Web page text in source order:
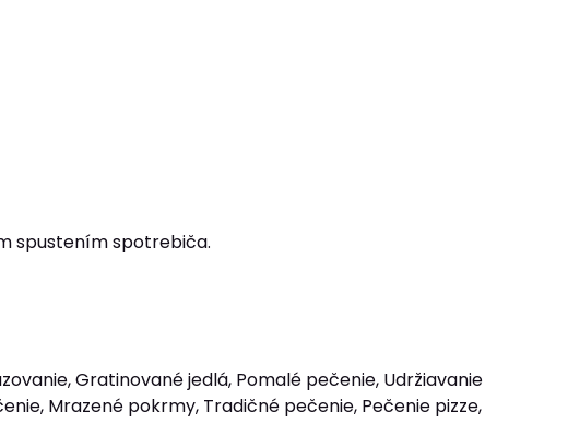
spustením spotrebiča.
Gratinované jedlá, Pomalé pečenie, Udržiavanie
Mrazené pokrmy, Tradičné pečenie, Pečenie pizze,